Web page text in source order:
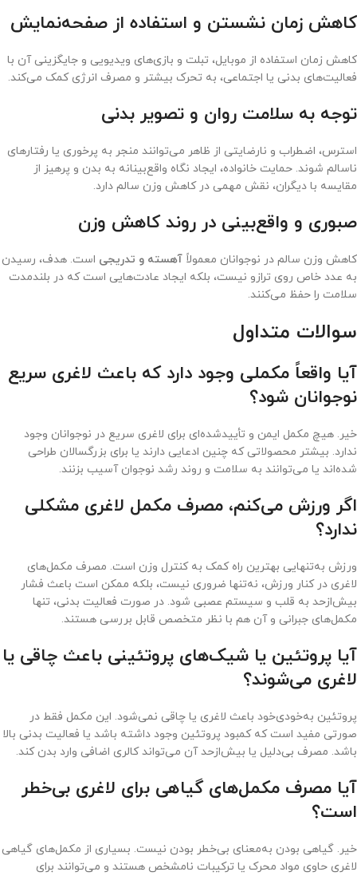
کاهش زمان نشستن و استفاده از صفحه‌نمایش
کاهش زمان استفاده از موبایل، تبلت و بازی‌های ویدیویی و جایگزینی آن با
فعالیت‌های بدنی یا اجتماعی، به تحرک بیشتر و مصرف انرژی کمک می‌کند.
توجه به سلامت روان و تصویر بدنی
استرس، اضطراب و نارضایتی از ظاهر می‌توانند منجر به پرخوری یا رفتارهای
ناسالم شوند. حمایت خانواده، ایجاد نگاه واقع‌بینانه به بدن و پرهیز از
مقایسه با دیگران، نقش مهمی در کاهش وزن سالم دارد.
صبوری و واقع‌بینی در روند کاهش وزن
کاهش وزن سالم در نوجوانان معمولاً آهسته و تدریجی است. هدف، رسیدن
به عدد خاص روی ترازو نیست، بلکه ایجاد عادت‌هایی است که در بلندمدت
سلامت را حفظ می‌کنند.
سوالات متداول
آیا واقعاً مکملی وجود دارد که باعث لاغری سریع
نوجوانان شود؟
خیر. هیچ مکمل ایمن و تأییدشده‌ای برای لاغری سریع در نوجوانان وجود
ندارد. بیشتر محصولاتی که چنین ادعایی دارند یا برای بزرگسالان طراحی
شده‌اند یا می‌توانند به سلامت و روند رشد نوجوان آسیب بزنند.
اگر ورزش می‌کنم، مصرف مکمل لاغری مشکلی
ندارد؟
ورزش به‌تنهایی بهترین راه کمک به کنترل وزن است. مصرف مکمل‌های
لاغری در کنار ورزش، نه‌تنها ضروری نیست، بلکه ممکن است باعث فشار
بیش‌ازحد به قلب و سیستم عصبی شود. در صورت فعالیت بدنی، تنها
مکمل‌های جبرانی و آن هم با نظر متخصص قابل بررسی هستند.
آیا پروتئین یا شیک‌های پروتئینی باعث چاقی یا
لاغری می‌شوند؟
پروتئین به‌خودی‌خود باعث لاغری یا چاقی نمی‌شود. این مکمل فقط در
صورتی مفید است که کمبود پروتئین وجود داشته باشد یا فعالیت بدنی بالا
باشد. مصرف بی‌دلیل یا بیش‌ازحد آن می‌تواند کالری اضافی وارد بدن کند.
آیا مصرف مکمل‌های گیاهی برای لاغری بی‌خطر
است؟
خیر. گیاهی بودن به‌معنای بی‌خطر بودن نیست. بسیاری از مکمل‌های گیاهی
لاغری حاوی مواد محرک یا ترکیبات نامشخص هستند و می‌توانند برای